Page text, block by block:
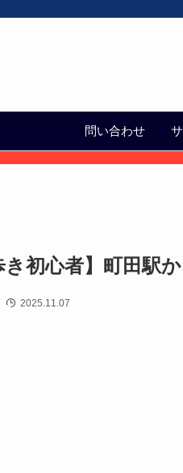
問い合わせ
き初心者】町田駅
2025.11.07